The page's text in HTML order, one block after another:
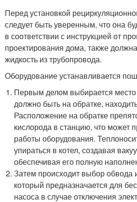
Перед установкой
следует быть уверенным, что она
в соответствии с инструкцией от
проектирования дома, также
жидкость из трубопровода.
Оборудование устанавливается
Первым делом выбирается
должно быть на обратке,
Расположение на обратке
кислорода в станцию, что может
работы оборудования.
упираться в котел, создавая
обеспечивая его полную
Затем происходит выбор обвода
который предназначается для
насоса в случае отключения